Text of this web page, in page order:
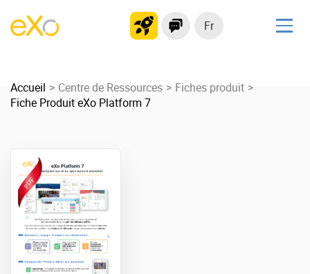
Fr
Plateforme collaborative
Réseau social
Produit
La Plateforme
Pourquoi eXo ?
Accueil Centre de Ressources
Fiches produit
Fiche Produit eXo Platform 7